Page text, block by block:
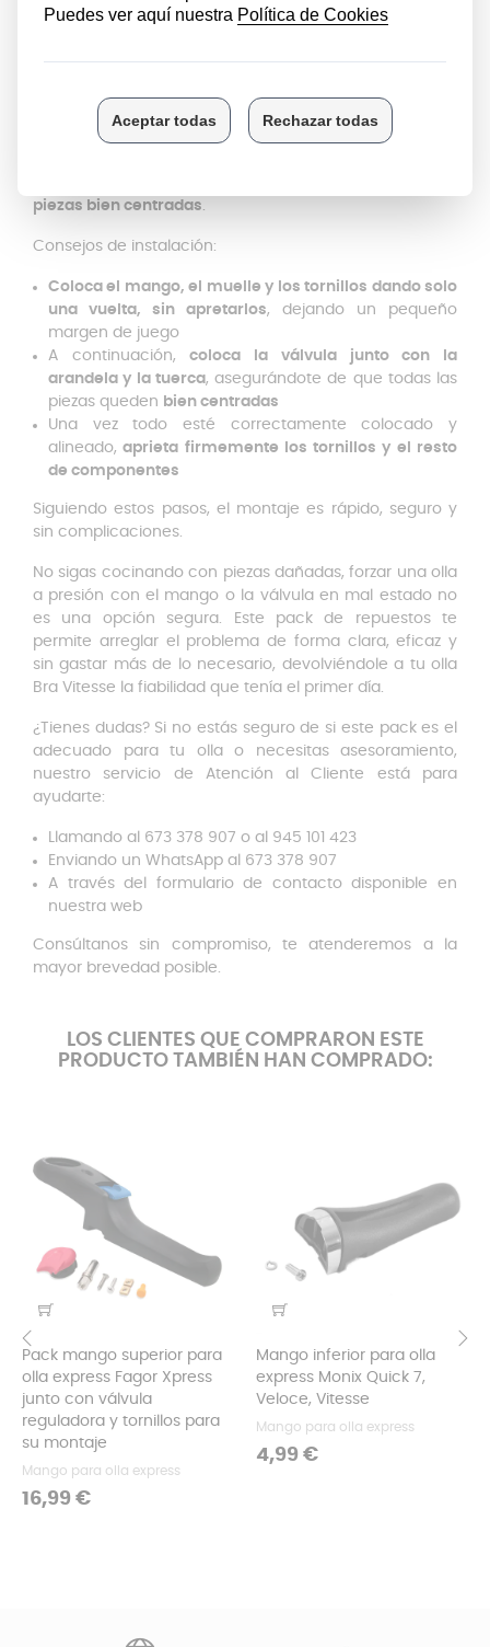
funcionamientos defectuosos.
No necesitas ser técnico ni llevar la olla a ningún
servicio externo. La instalación es sencilla, siempre que
piezas bien centradas.
Consejos de instalación:
Coloca el mango, el muelle y los tornillos dando solo
una vuelta, sin apretarlos, dejando un pequeño
margen de juego
A continuación,coloca la válvula junto con la
arandela y la tuerca, asegurándote de que todas las
piezas queden bien centradas
Una vez todo esté correctamente colocado y
alineado, aprieta firmemente los tornillos y el resto
de componentes
Siguiendo estos pasos, el montaje es rápido, seguro y
sin complicaciones.
No sigas cocinando con piezas dañadas, forzar una olla
a presión con el mango o la válvula en mal estado no
es una opción segura. Este pack de repuestos te
permite arreglar el problema de forma clara, eficaz y
sin gastar más de lo necesario, devolviéndole a tu olla
Bra Vitesse la fiabilidad que tenía el primer día.
¿Tienes dudas? Si no estás seguro de si este pack es el
adecuado para tu olla o necesitas asesoramiento,
nuestro servicio de Atención al Cliente está para
ayudarte:
Llamando al 673 378 907 o al 945 101 423
Enviando un WhatsApp al 673 378 907
A través del formulario de contacto disponible en
nuestra web
Consúltanos sin compromiso, te atenderemos a la
mayor brevedad posible.
LOS CLIENTES QUE COMPRARON ESTE
PRODUCTO TAMBIÉN HAN COMPRADO:
Pack mango superior para
olla express Fagor Xpress
junto con válvula
reguladora y tornillos para
su montaje
Mango para olla express
Precio
16,99 €
Mango inferior para olla
express Monix Quick 7,
Veloce, Vitesse
Mango para olla express
Precio
4,99 €
‹